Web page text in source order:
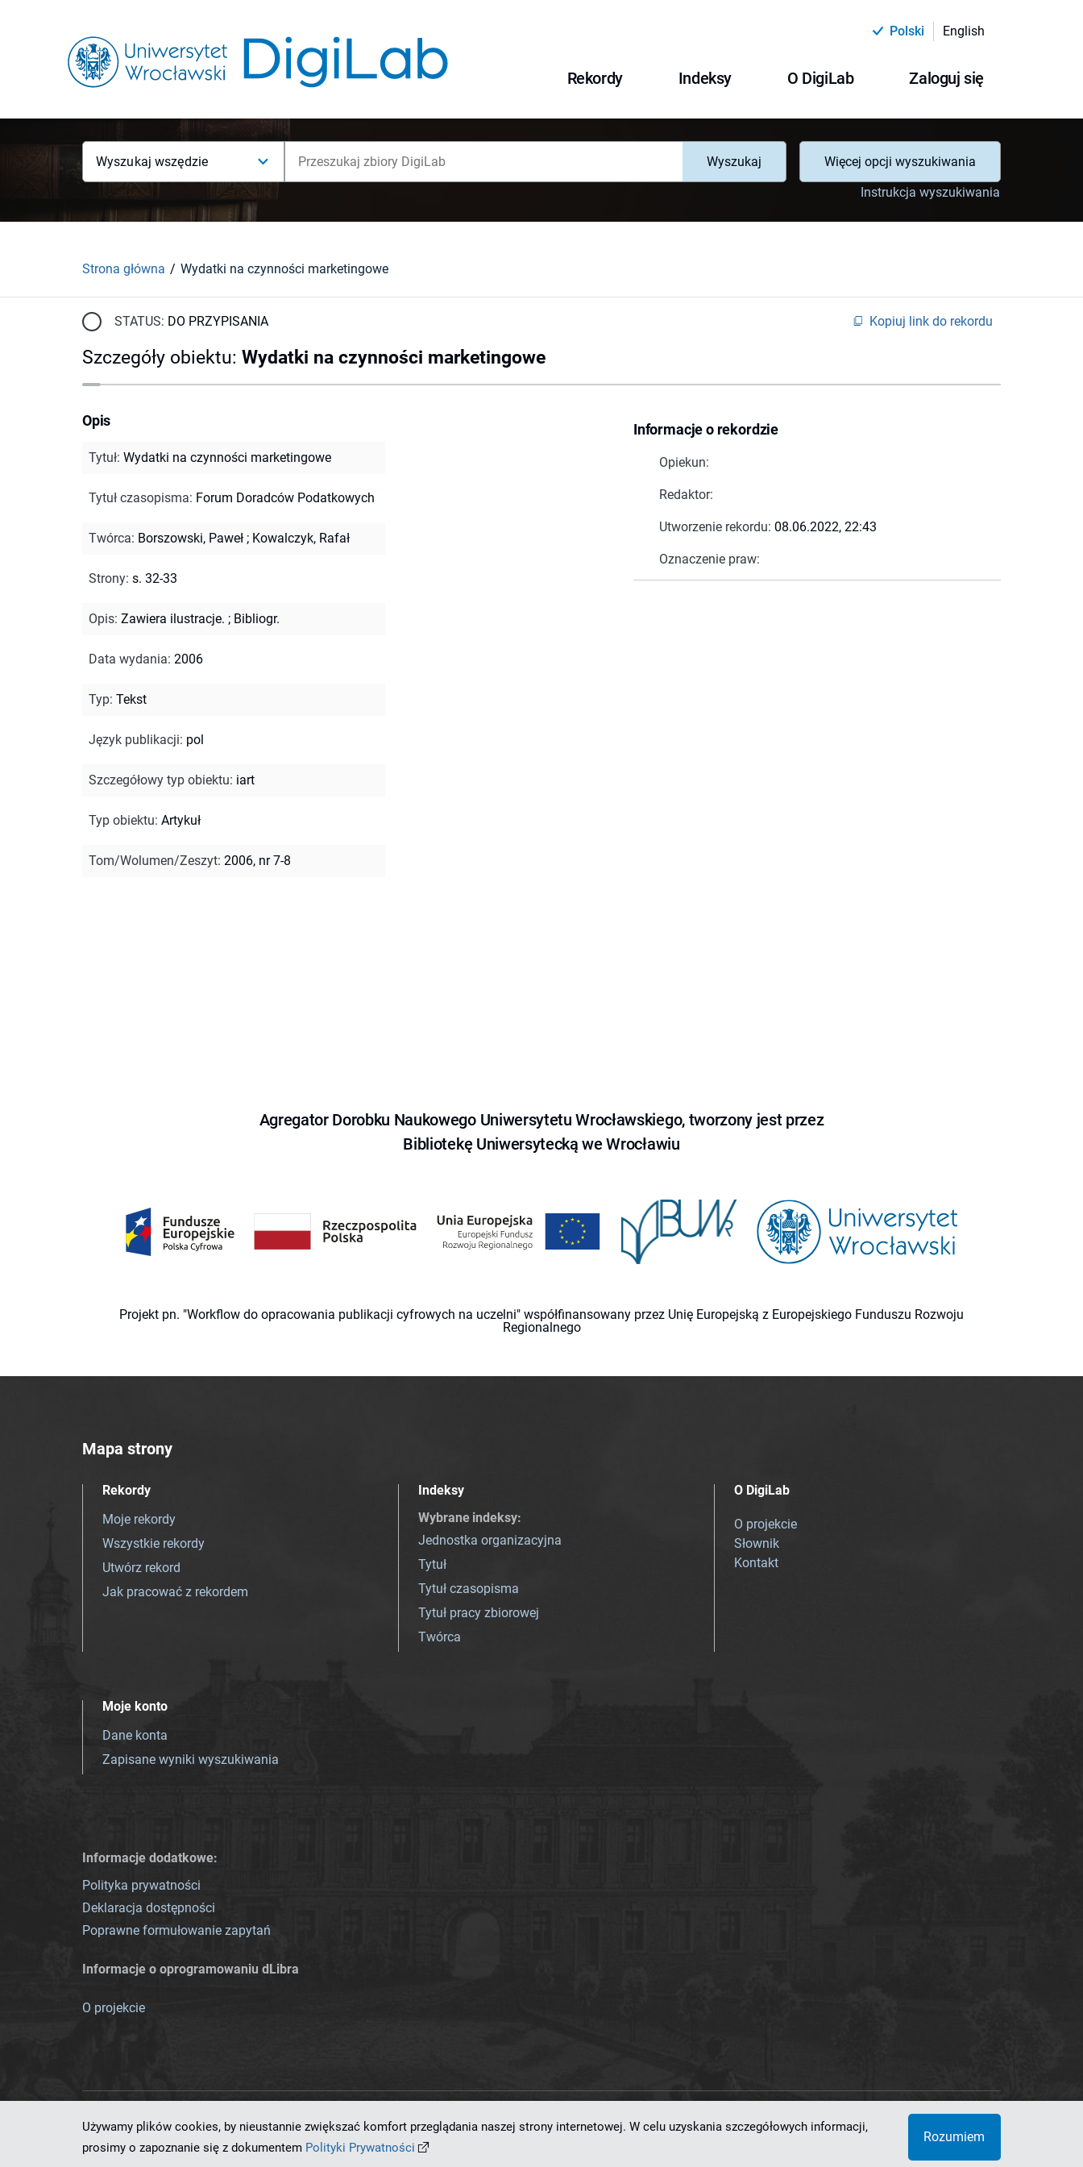
Polski English
Rekordy Indeksy O DigiLab Zaloguj się
Wyszukaj wszędzie Wyszukaj
Więcej opcji wyszukiwania
Instrukcja wyszukiwania
Strona główna Wydatki na czynności marketingowe
STATUS: DO PRZYPISANIA Kopiuj link do rekordu
Szczegóły obiektu: Wydatki na czynności marketingowe
Informacje o rekordzie
Opiekun:
Redaktor:
Utworzenie rekordu: 08.06.2022, 22:43
Oznaczenie praw:
Opis
Tytuł: Wydatki na czynności marketingowe
Tytuł czasopisma: Forum Doradców Podatkowych
Twórca: Borszowski, Paweł ; Kowalczyk, Rafał
Strony: s. 32-33
Opis: Zawiera ilustracje. ; Bibliogr.
Data wydania: 2006
Typ: Tekst
Język publikacji: pol
Szczegółowy typ obiektu: iart
Typ obiektu: Artykuł
Tom/Wolumen/Zeszyt: 2006, nr 7-8
Agregator Dorobku Naukowego Uniwersytetu Wrocławskiego, tworzony jest przez
Bibliotekę Uniwersytecką we Wrocławiu
Projekt pn. "Workflow do opracowania publikacji cyfrowych na uczelni" współfinansowany przez Unię Europejską z Europejskiego Funduszu Rozwoju
Regionalnego
Mapa strony
Rekordy
Moje rekordy
Wszystkie rekordy
Utwórz rekord
Jak pracować z rekordem
Indeksy
Wybrane indeksy:
Jednostka organizacyjna
Tytuł
Tytuł czasopisma
Tytuł pracy zbiorowej
Twórca
O DigiLab
O projekcie
Słownik
Kontakt
Moje konto
Dane konta
Zapisane wyniki wyszukiwania
Informacje dodatkowe:
Polityka prywatności
Deklaracja dostępności
Poprawne formułowanie zapytań
Informacje o oprogramowaniu dLibra
O projekcie
Ten serwis działa dzięki oprogramowaniudLibra 7.0.0-SNAPSHOT opracowanemu przezPoznańskie Centrum Superkomputerowo-Sieciowe
Używamy plików cookies, by nieustannie zwiększać komfort przeglądania naszej strony internetowej. W celu uzyskania szczegółowych informacji,
prosimy o zapoznanie się z dokumentem Polityki Prywatności
Rozumiem